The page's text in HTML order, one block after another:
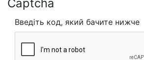
Captcha
Введіть код, який бачите нижче